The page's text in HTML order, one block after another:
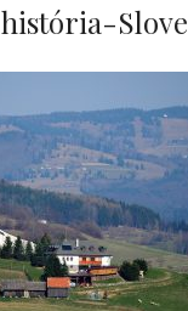
história-